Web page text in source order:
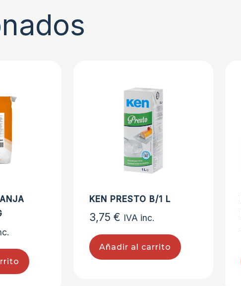
KEN PRESTO B/1 L
3,75€ IVA inc.
Añadir al carrito